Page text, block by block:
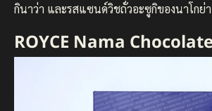
กินาว่า และรสแซนด์วิชถั่วอะซูกิของนาโกย่
ROYCE Nama